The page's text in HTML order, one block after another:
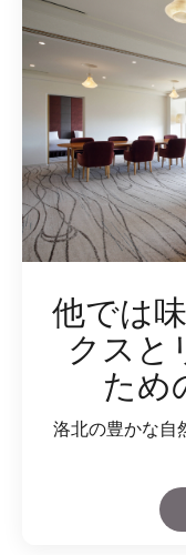
他では
クスと
ため
洛北の豊かな自